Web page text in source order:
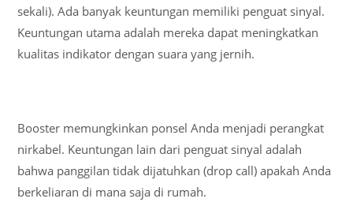
sekali). Ada banyak keuntungan memiliki penguat sinyal.
Keuntungan utama adalah mereka dapat meningkatkan
kualitas indikator dengan suara yang jernih.
Booster memungkinkan ponsel Anda menjadi perangkat
nirkabel. Keuntungan lain dari penguat sinyal adalah
bahwa panggilan tidak dijatuhkan (drop call) apakah Anda
berkeliaran di mana saja di rumah.